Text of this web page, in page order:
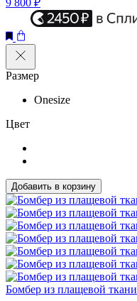
Размер
Onesize
Цвет
Добавить в корзину
Бомбер из плащевой ткани